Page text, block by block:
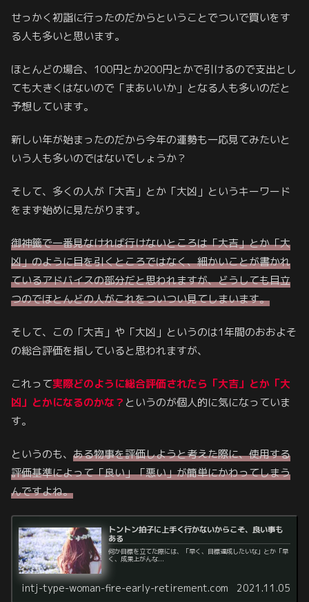
せっかく初詣に行ったのだからということでついで買いをす
る人も多いと思います。
ほとんどの場合、100円とか200円とかで引けるので支出とし
ても大きくはないので「まあいいか」となる人も多いのだと
予想しています。
新しい年が始まったのだから今年の運勢も一応見てみたいと
いう人も多いのではないでしょうか？
そして、多くの人が「大吉」とか「大凶」というキーワード
をまず始めに見たがります。
御神籤で一番見なければ行けないところは「大吉」とか「大
凶」のように目を引くところではなく、細かいことが書かれ
ているアドバイスの部分だと思われますが、どうしても目立
つのでほとんどの人がこれをついつい見てしまいます。
そして、この「大吉」や「大凶」というのは1年間のおおよそ
の総合評価を指していると思われますが、
これって実際どのように総合評価されたら「大吉」とか「大
凶」 とかになるのかな？ というのが個人的に気になっていま
す。
というのも、 ある物事を評価しようと考えた際に、使用する
評価基準によって「良い」「悪い」が簡単にかわってしまう
んですよね。
トントン拍子に上手く行かないからこそ、良い事も
ある
何か目標を立てた際には、「早く、目標達成したいな」とか「早
く、成果上がんな...
intj-type-woman-fire-early-retirement.com 2021.11.05